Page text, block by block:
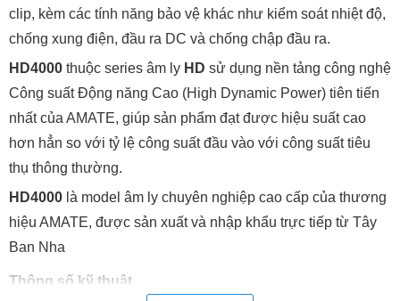
clip, kèm các tính năng bảo vệ khác như kiểm soát nhiệt độ,
chống xung điện, đầu ra DC và chống chập đầu ra.
HD4000 thuộc series âm ly HD sử dụng nền tảng công nghệ
Công suất Động năng Cao (High Dynamic Power) tiên tiến
nhất của AMATE, giúp sản phẩm đạt được hiệu suất cao
hơn hẳn so với tỷ lệ công suất đầu vào với công suất tiêu
thụ thông thường.
HD4000 là model âm ly chuyên nghiệp cao cấp của thương
hiệu AMATE, được sản xuất và nhập khẩu trực tiếp từ Tây
Ban Nha
Thông số kỹ thuật